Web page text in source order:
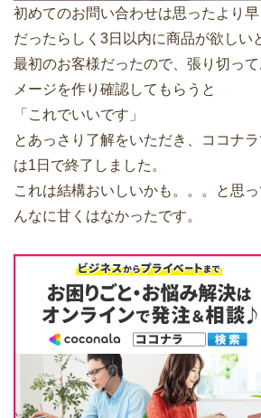
初めてのお問い合わせは思ったより
だったらしく3日以内に商品が欲しい
最初のお客様だったので、張り切っ
メージを作り確認してもらうと
「これでいいです」
とあっさり了解をいただき、ココナ
は1日で終了しました。
これは結構おいしいかも。。。と思
んなに甘くはなかったです。